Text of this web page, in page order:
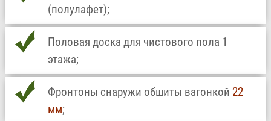
(полулафет);
Половая доска для чистового пола 1
этажа;
Фронтоны снаружи обшиты вагонкой 22
мм;